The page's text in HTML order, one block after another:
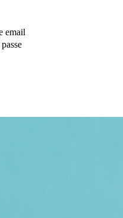
email